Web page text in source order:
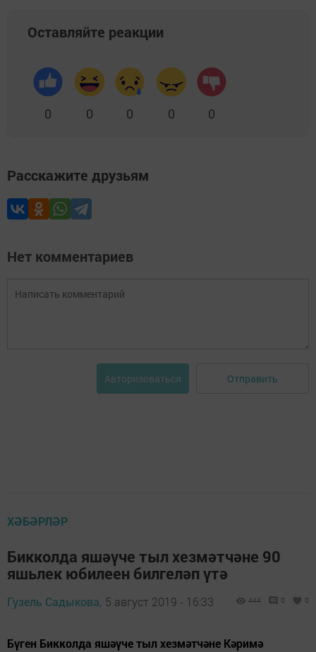
Оставляйте реакции
0 0 0 0 0
Расскажите друзьям
Нет комментариев
Авторизоваться Отправить
ХӘБӘРЛӘР
Бикколда яшәүче тыл хезмәтчәне 90
яшьлек юбилеен билгеләп үтә
Гузель Садыкова, 5 август 2019 - 16:33 444 0 0
Бүген Бикколда яшәүче тыл хезмәтчәне Кәримә